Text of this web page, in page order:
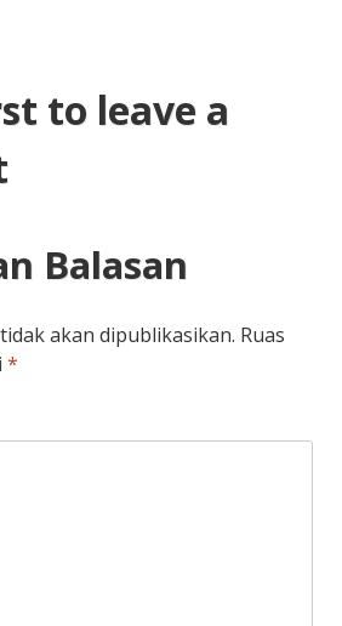
to leave a
Balasan
akan dipublikasikan. Ruas
*